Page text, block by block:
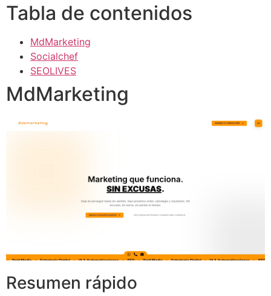
Tabla de contenidos
MdMarketing
Socialchef
SEOLIVES
MdMarketing
Resumen rápido